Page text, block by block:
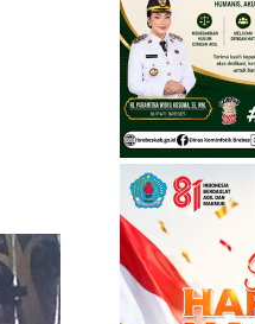
hingga Anak SD Terjaring